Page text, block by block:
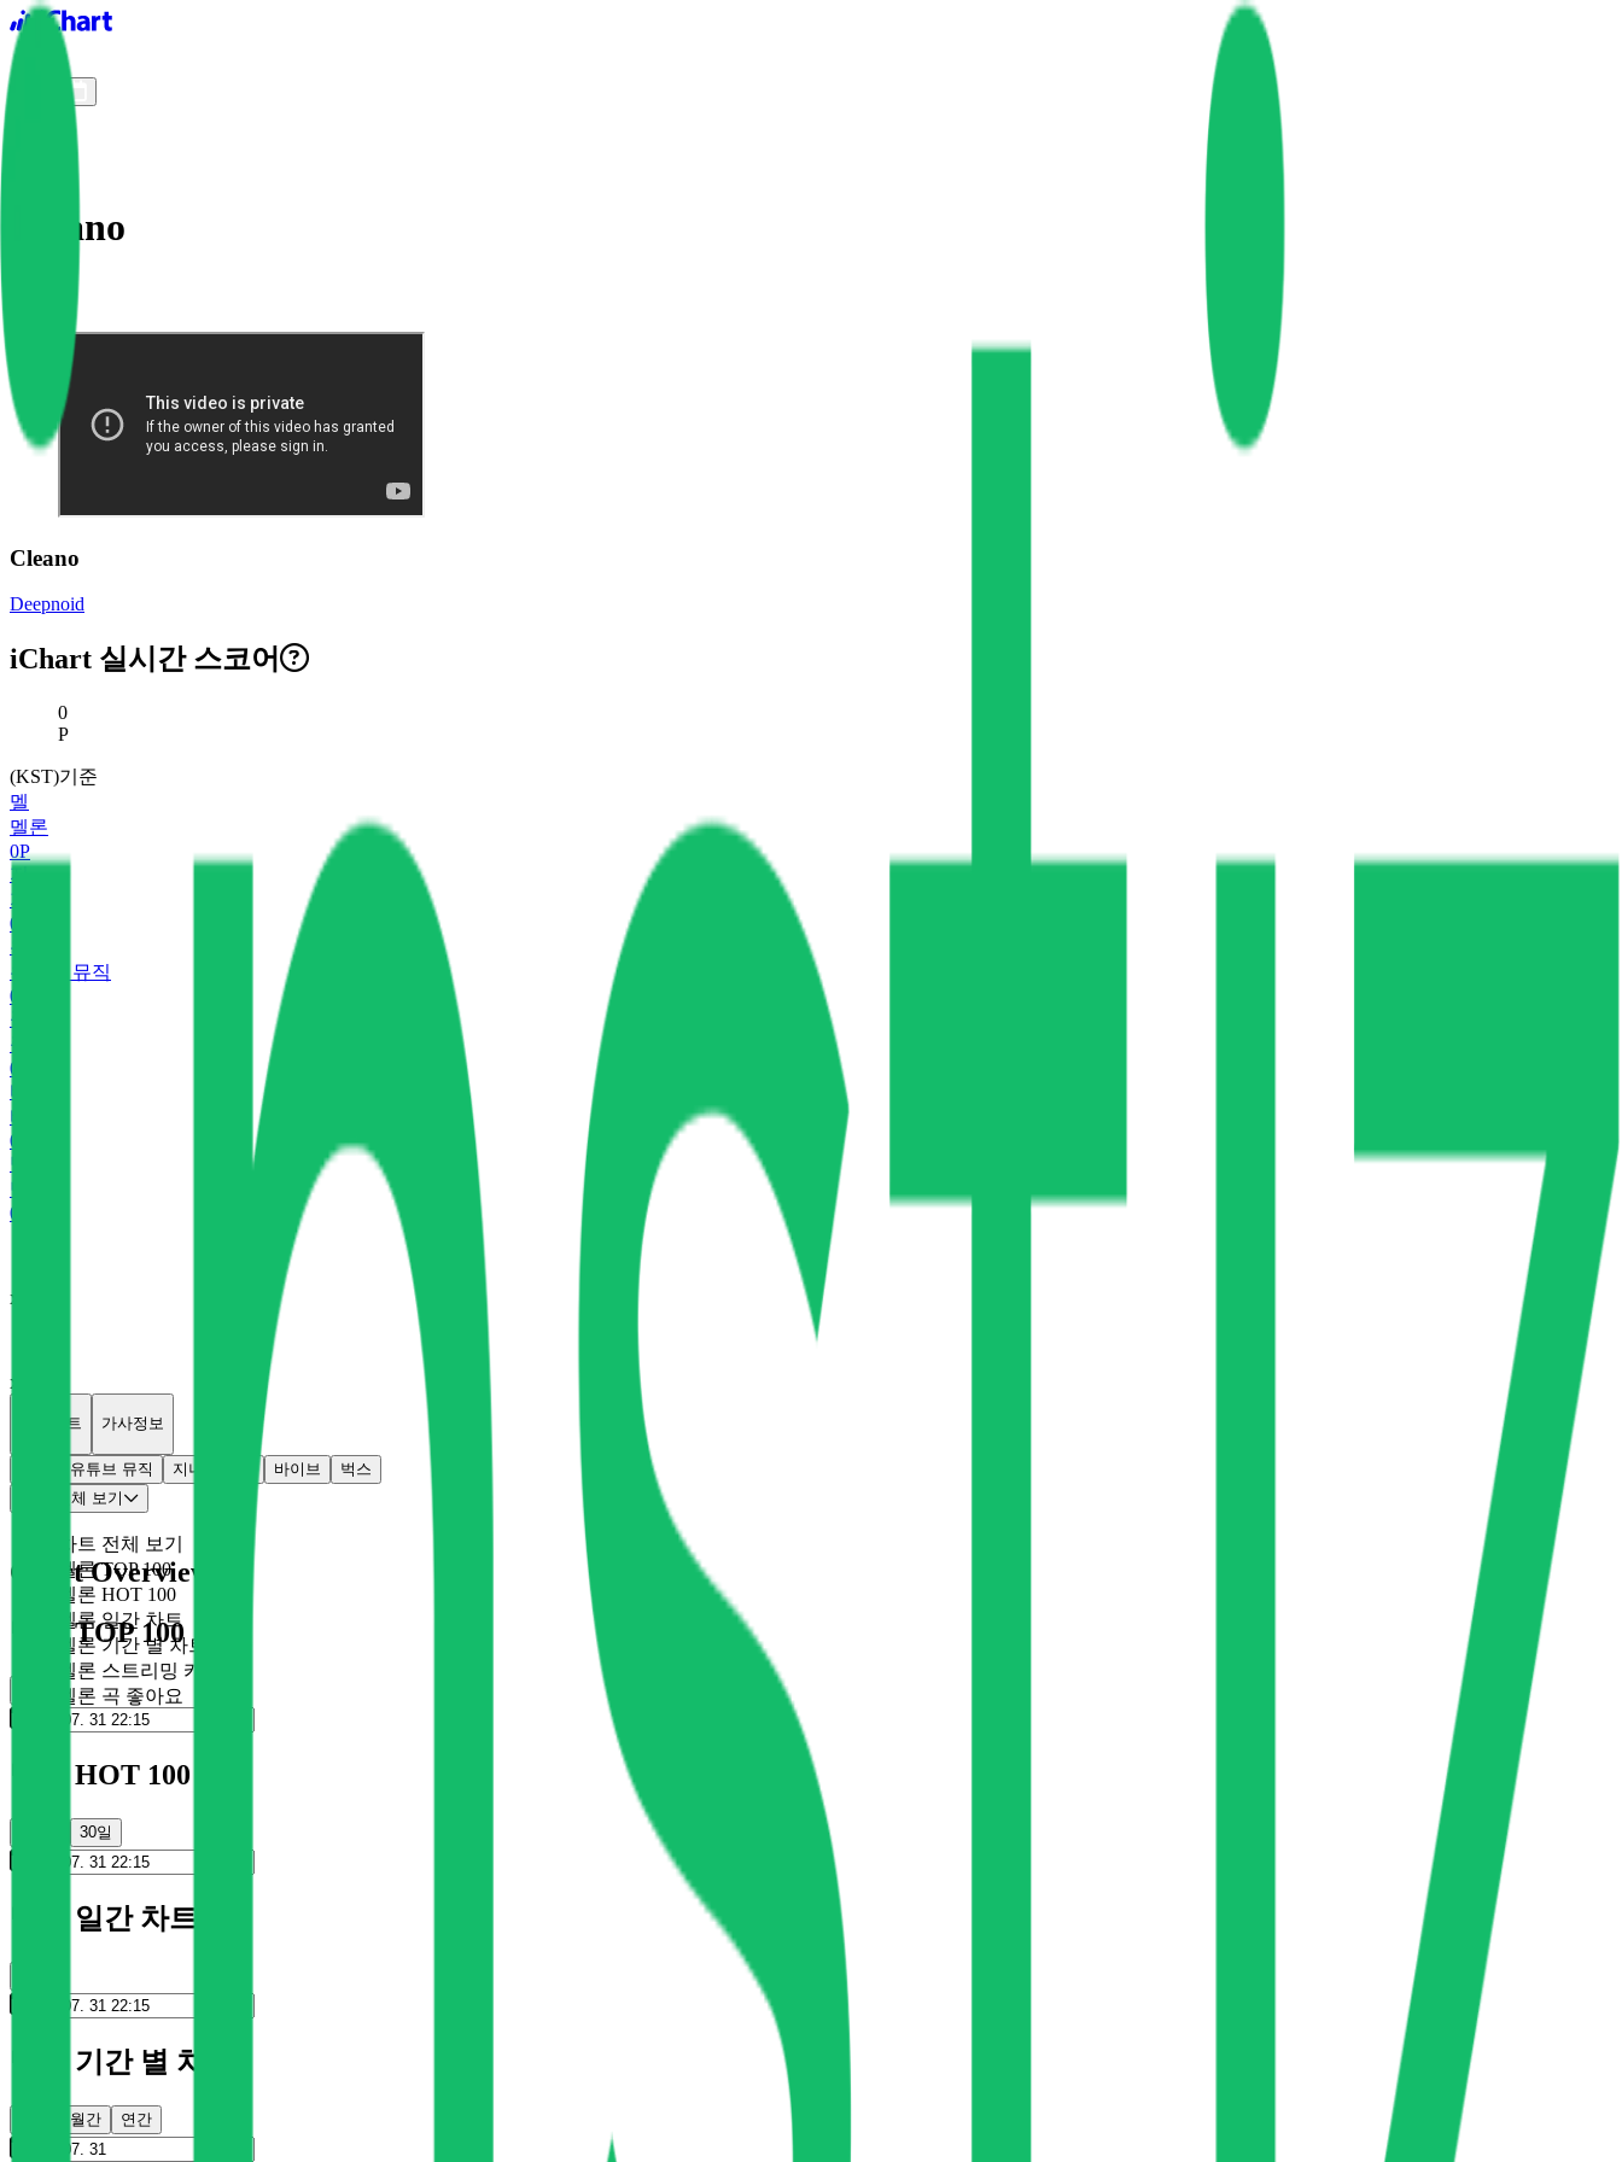
iChart logo
Cleano
Cleano
Deepnoid
iChart 실시간 스코어
현재 스코어
0
P
(KST)기준
멜
멜론
0P
지
지니
0
유
유튜브 뮤직
0
플
플로
0
바
바이브
0
벅
벅스
0
x
x
개별차트 가사정보
유튜브 뮤직 지니 바이브
벅스
차트 전체 보기
차트 전체 보기
멜론 TOP 100
멜론 HOT 100
멜론 일간 차트
멜론 기간 별 차트
멜론 스트리밍 카드
멜론 곡 좋아요
Chart Overview
멜론 TOP 100
멜론 HOT 100
30일
멜론 일간 차트
멜론 기간 별 차트
월간 연간